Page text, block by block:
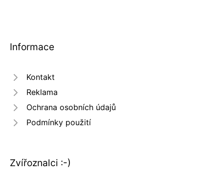
Informace
Kontakt
Reklama
Ochrana osobních údajů
Podmínky použití
Zvířoznalci :-)